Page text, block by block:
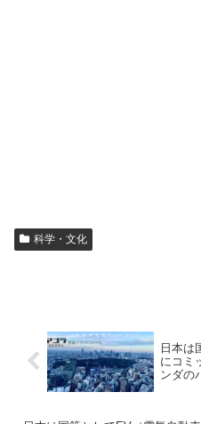
科学・文化
日本は
にコミ
ンダの